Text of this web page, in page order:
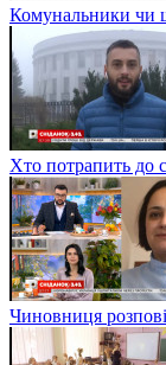
Комунальники чи
Хто потрапить до
Чиновниця